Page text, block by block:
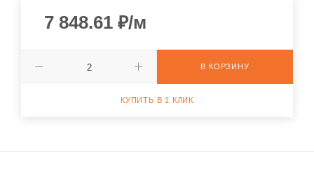
7 848.61 ₽/м
В КОРЗИНУ
КУПИТЬ В 1 КЛИК